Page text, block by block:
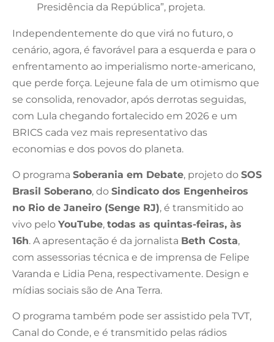
Presidência da República”, projeta.
Independentemente do que virá no futuro, o
cenário, agora, é favorável para a esquerda e para o
enfrentamento ao imperialismo norte-americano,
que perde força. Lejeune fala de um otimismo que
se consolida, renovador, após derrotas seguidas,
com Lula chegando fortalecido em 2026 e um
BRICS cada vez mais representativo das
economias e dos povos do planeta.
O programa Soberania em Debate, projeto do SOS
Brasil Soberano, do Sindicato dos Engenheiros
no Rio de Janeiro (Senge RJ), é transmitido ao
vivo pelo YouTube, todas as quintas-feiras, às
16h. A apresentação é da jornalista Beth Costa,
com assessorias técnica e de imprensa de Felipe
Varanda e Lidia Pena, respectivamente. Design e
mídias sociais são de Ana Terra.
O programa também pode ser assistido pela TVT,
Canal do Conde, e é transmitido pelas rádios